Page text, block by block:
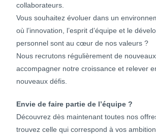
collaborateurs.
Vous souhaitez évoluer dans un
où l’innovation, l’esprit d’équipe et le
personnel sont au cœur de nos valeurs ?
Nous recrutons régulièrement de
accompagner notre croissance et relever
nouveaux défis.
Envie de faire partie de l’équipe ?
Découvrez dès maintenant toutes nos
trouvez celle qui correspond à vos